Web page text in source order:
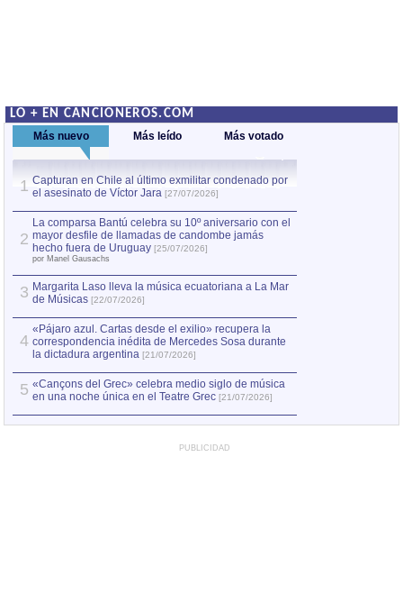
LO + EN CANCIONEROS.COM
Más nuevo Más leído Más votado
1 Capturan en Chile al último exmilitar condenado por
el asesinato de Víctor Jara [27/07/2026]
2
La comparsa Bantú celebra su 10º aniversario con el
mayor desfile de llamadas de candombe jamás
hecho fuera de Uruguay [25/07/2026]
por Manel Gausachs
3 Margarita Laso lleva la música ecuatoriana a La Mar
de Músicas [22/07/2026]
4
«Pájaro azul. Cartas desde el exilio» recupera la
correspondencia inédita de Mercedes Sosa durante
la dictadura argentina [21/07/2026]
5 «Cançons del Grec» celebra medio siglo de música
en una noche única en el Teatre Grec [21/07/2026]
PUBLICIDAD